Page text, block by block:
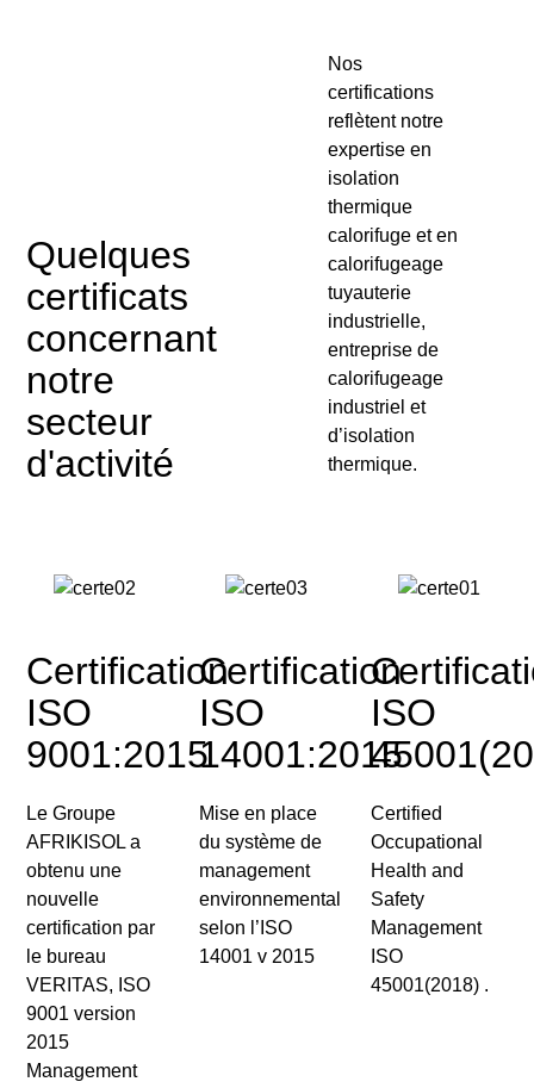
Quelques
certificats
concernant
notre
secteur
d'activité
Nos
certifications
reflètent notre
expertise en
isolation
thermique
calorifuge et en
calorifugeage
tuyauterie
industrielle,
entreprise de
calorifugeage
industriel et
d’isolation
thermique.
Certification
ISO
9001:2015
Le Groupe
AFRIKISOL a
obtenu une
nouvelle
certification par
le bureau
VERITAS, ISO
9001 version
2015
Management
Certification
ISO
14001:2015
Mise en place
du système de
management
environnemental
selon l’ISO
14001 v 2015
ISO
Certified
Occupational
Health and
Safety
Management
ISO
45001(2018) .